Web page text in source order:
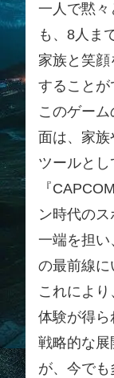
一人で黙
も、8人ま
家族と笑
することが
このゲー
面は、家
ツールとし
『
ン時代の
一端を担
の最前線に
これによ
体験が得ら
戦略的な展
が、今で